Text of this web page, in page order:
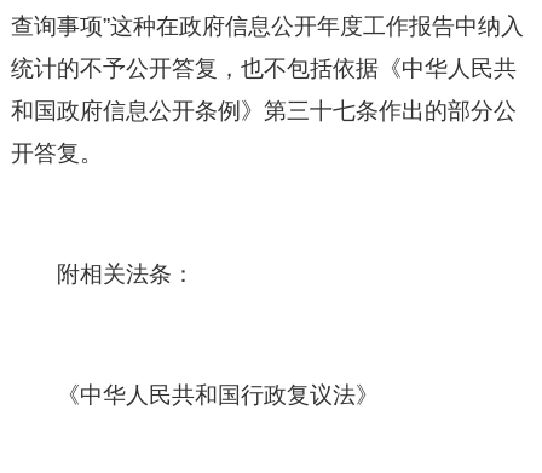
查询事项”这种在政府信息公开年度工作报告中纳入
统计的不予公开答复，也不包括依据《中华人民共
和国政府信息公开条例》第三十七条作出的部分公
开答复。
附相关法条：
《中华人民共和国行政复议法》